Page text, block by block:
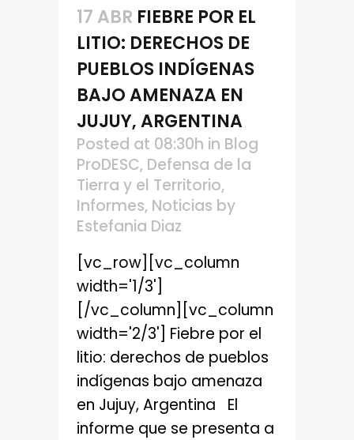
17 ABR FIEBRE POR EL
LITIO: DERECHOS DE
PUEBLOS INDÍGENAS
BAJO AMENAZA EN
JUJUY, ARGENTINA
Posted at 08:30h in Blog
ProDESC, Defensa de la
Tierra y el Territorio,
Informes, Noticias by
Estefania Diaz
[vc_row][vc_column
width='1/3']
[/vc_column][vc_column
width='2/3'] Fiebre por el
litio: derechos de pueblos
indígenas bajo amenaza
en Jujuy, Argentina El
informe que se presenta a